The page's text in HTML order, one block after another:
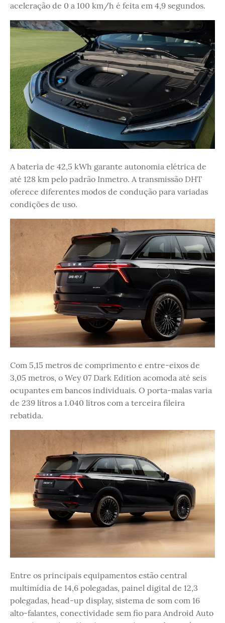
aceleração de 0 a 100 km/h é feita em 4,9 segundos.
A bateria de 42,5 kWh garante autonomia elétrica de
até 128 km pelo padrão Inmetro. A transmissão DHT
oferece diferentes modos de condução para variadas
condições de uso.
Com 5,15 metros de comprimento e entre-eixos de
3,05 metros, o Wey 07 Dark Edition acomoda até seis
ocupantes em bancos individuais. O porta-malas varia
de 239 litros a 1.040 litros com a terceira fileira
rebatida.
Entre os principais equipamentos estão central
multimídia de 14,6 polegadas, painel digital de 12,3
polegadas, head-up display, sistema de som com 16
alto-falantes, conectividade sem fio para Android Auto